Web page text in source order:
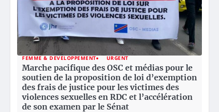
FEMME & DEVELOPPEMENT URGENT
Marche pacifique des OSC et médias pour le
soutien de la proposition de loi d’exemption
des frais de justice pour les victimes des
violences sexuelles en RDC et l’accélération
de son examen par le Sénat